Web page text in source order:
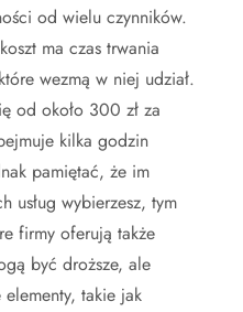
od wielu czynników.
ma czas trwania
wezmą w niej udział.
od około 300 zł za
kilka godzin
pamiętać, że im
usług wybierzesz, tym
firmy oferują także
być droższe, ale
takie jak